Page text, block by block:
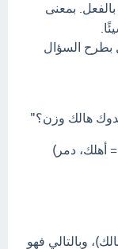
بمعنى
بطرح السؤال
هالك وزن؟"
أهلك، دمر)
وبالتالي فهو